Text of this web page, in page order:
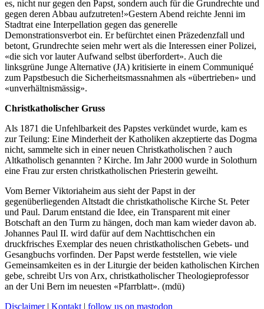
es, nicht nur gegen den Papst, sondern auch für die Grundrechte und
gegen deren Abbau aufzutreten!»Gestern Abend reichte Jenni im
Stadtrat eine Interpellation gegen das generelle
Demonstrationsverbot ein. Er befürchtet einen Präzedenzfall und
betont, Grundrechte seien mehr wert als die Interessen einer Polizei,
«die sich vor lauter Aufwand selbst überfordert». Auch die
linksgrüne Junge Alternative (JA) kritisierte in einem Communiqué
zum Papstbesuch die Sicherheitsmassnahmen als «übertrieben» und
«unverhältnismässig».
Christkatholischer Gruss
Als 1871 die Unfehlbarkeit des Papstes verkündet wurde, kam es
zur Teilung: Eine Minderheit der Katholiken akzeptierte das Dogma
nicht, sammelte sich in einer neuen Christkatholischen ? auch
Altkatholisch genannten ? Kirche. Im Jahr 2000 wurde in Solothurn
eine Frau zur ersten christkatholischen Priesterin geweiht.
Vom Berner Viktoriaheim aus sieht der Papst in der
gegenüberliegenden Altstadt die christkatholische Kirche St. Peter
und Paul. Darum entstand die Idee, ein Transparent mit einer
Botschaft an den Turm zu hängen, doch man kam wieder davon ab.
Johannes Paul II. wird dafür auf dem Nachttischchen ein
druckfrisches Exemplar des neuen christkatholischen Gebets- und
Gesangbuchs vorfinden. Der Papst werde feststellen, wie viele
Gemeinsamkeiten es in der Liturgie der beiden katholischen Kirchen
gebe, schreibt Urs von Arx, christkatholischer Theologieprofessor
an der Uni Bern im neuesten «Pfarrblatt». (mdü)
Disclaimer| Kontakt | follow us on mastodon